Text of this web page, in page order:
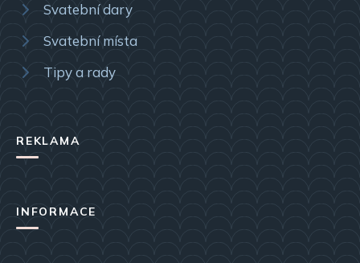
Svatební dary
Svatební místa
Tipy a rady
REKLAMA
INFORMACE